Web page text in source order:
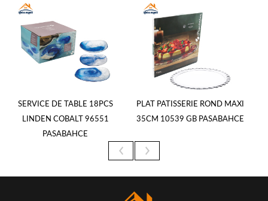
SERVICE DE TABLE 18PCS
LINDEN COBALT 96551
PASABAHCE
PLAT PATISSERIE ROND MAXI
35CM 10539 GB PASABAHCE